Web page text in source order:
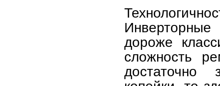
дороже
сложность
достаточно